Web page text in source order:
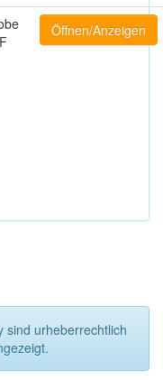
Öffnen/Anzeigen
sind urheberrechtlich